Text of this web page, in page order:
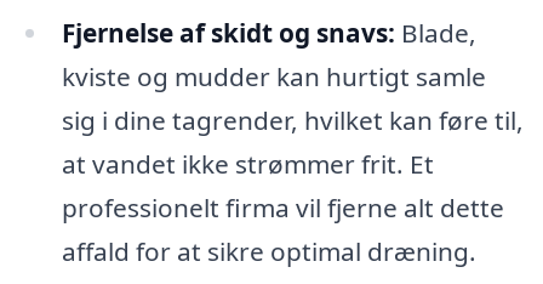
Fjernelse af skidt og snavs: Blade,
kviste og mudder kan hurtigt samle
sig i dine tagrender, hvilket kan føre til,
at vandet ikke strømmer frit. Et
professionelt firma vil fjerne alt dette
affald for at sikre optimal dræning.